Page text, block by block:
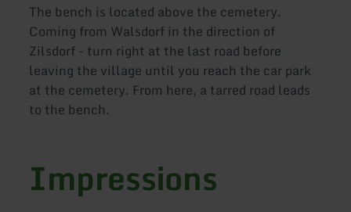
The bench is located above the cemetery.
Coming from Walsdorf in the direction of
Zilsdorf - turn right at the last road before
leaving the village until you reach the car park
at the cemetery. From here, a tarred road leads
to the bench.
Impressions